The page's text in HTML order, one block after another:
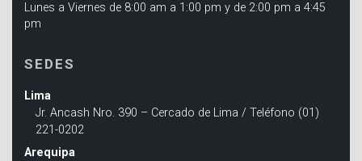
Lunes a Viernes de 8:00 am a 1:00 pm y de 2:00 pm a 4:45
pm
SEDES
Lima
Jr. Ancash Nro. 390 – Cercado de Lima / Teléfono (01)
221-0202
Arequipa